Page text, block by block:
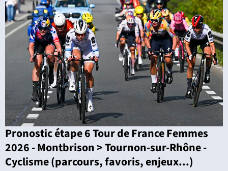
Pronostic étape 6 Tour de France Femmes
2026 - Montbrison > Tournon-sur-Rhône -
Cyclisme (parcours, favoris, enjeux...)